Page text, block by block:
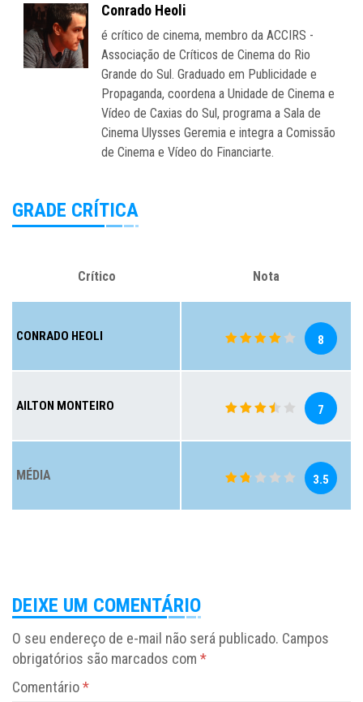
Conrado Heoli
é crítico de cinema, membro da ACCIRS -
Associação de Críticos de Cinema do Rio
Grande do Sul. Graduado em Publicidade e
Propaganda, coordena a Unidade de Cinema e
Vídeo de Caxias do Sul, programa a Sala de
Cinema Ulysses Geremia e integra a Comissão
de Cinema e Vídeo do Financiarte.
GRADE CRÍTICA
Crítico Nota
CONRADO HEOLI 8
AILTON MONTEIRO 7
MÉDIA 3.5
DEIXE UM COMENTÁRIO
O seu endereço de e-mail não será publicado. Campos
obrigatórios são marcados com *
Comentário*